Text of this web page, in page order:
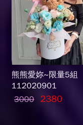
熊熊愛妳~限量5組
112020901
3000
2380